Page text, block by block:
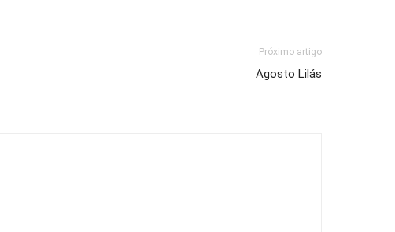
Próximo artigo
Agosto Lilás